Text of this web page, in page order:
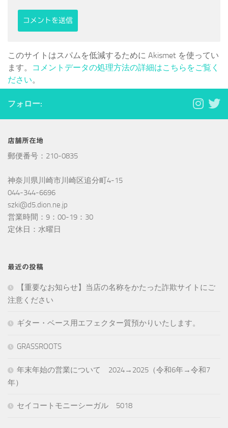
このサイトはスパムを低減するために Akismet を使ってい
ます。
コメントデータの処理方法の詳細はこちらをご覧く
ださい。
フォロー:
店舗所在地
郵便番号：210-0835
神奈川県川崎市川崎区追分町4-15
044-344-6696
szki@d5.dion.ne.jp
営業時間：9：00-19：30
定休日：水曜日
最近の投稿
【重要なお知らせ】当店の名称をかたった詐欺サイトにご
注意ください
ギター・ベース用エフェクター質預かりいたします。
GRASSROOTS
年末年始の営業について 2024→2025（令和6年→令和7
年）
セイコートモニーシーガル 5018